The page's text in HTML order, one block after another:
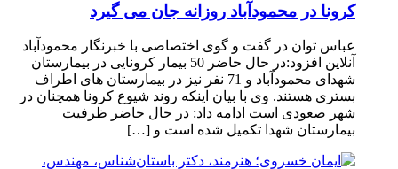
کرونا در محمودآباد روزانه جان می گیرد
عباس توان در گفت و گوی اختصاصی با خبرنگار محمودآباد
آنلاین افزود:در حال حاضر 50 بیمار کرونایی در بیمارستان
شهدای محمودآباد و 71 نفر نیز در بیمارستان های اطراف
بستری هستند. وی با بیان اینکه روند شیوع کرونا همچنان در
شهر صعودی است ادامه داد: در حال حاضر ظرفیت
بیمارستان شهدا تکمیل شده است و […]